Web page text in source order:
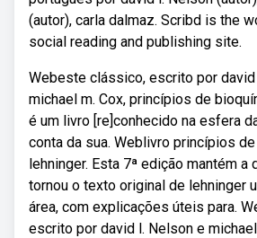
(autor), carla dalmaz. Scribd is the
social reading and publishing site.
Webeste clássico, escrito por
michael m. Cox, princípios de
é um livro [re]conhecido na esfera
conta da sua. Weblivro princípios
lehninger. Esta 7ª edição mantém a
tornou o texto original de lehninger
área, com explicações úteis para.
escrito por david l. Nelson e